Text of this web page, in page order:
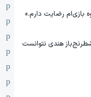
بازی‌ام رضایت دارم.»
هندی نتوانست